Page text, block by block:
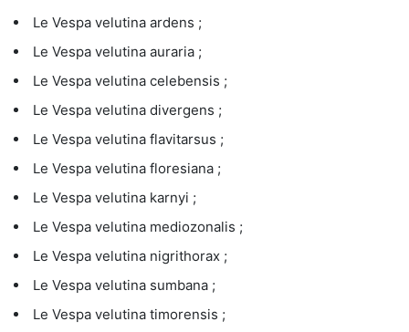
Le Vespa velutina ardens ;
Le Vespa velutina auraria ;
Le Vespa velutina celebensis ;
Le Vespa velutina divergens ;
Le Vespa velutina flavitarsus ;
Le Vespa velutina floresiana ;
Le Vespa velutina karnyi ;
Le Vespa velutina mediozonalis ;
Le Vespa velutina nigrithorax ;
Le Vespa velutina sumbana ;
Le Vespa velutina timorensis ;